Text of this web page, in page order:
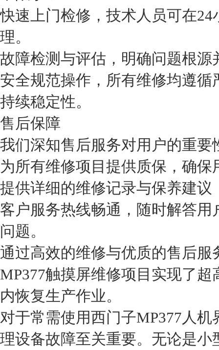
快速上门检修，技术人员可在
理。
故障检测与评估，明确问题根
安全规范操作，所有维修均遵
持续稳定性。
售后保障
我们深知售后服务对用户的重
为所有维修项目提供质保，确
提供详细的维修记录与保养建
客户服务热线畅通，随时解答
问题。
通过高效的维修与优质的售后
MP377触摸屏维修项目实现了
内恢复生产作业。
对于常需使用西门子MP377人
理设备故障至关重要。无论是